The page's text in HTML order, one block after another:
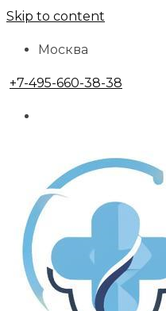
Skip to content
Москва
+7-495-660-38-38